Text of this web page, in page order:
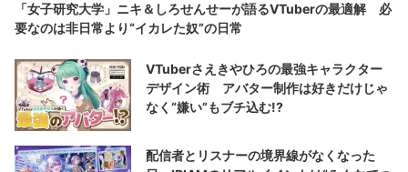
「女子研究大学」ニキ＆しろせんせーが語るVTuberの最適解 必
要なのは非日常より“イカレた奴”の日常
VTuberさえきやひろの最強キャラクター
デザイン術 アバター制作は好きだけじゃ
なく“嫌い”もブチ込む!?
配信者とリスナーの境界線がなくなった